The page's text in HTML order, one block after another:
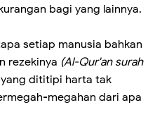
bagi yang lainnya.
setiap manusia bahkan
rezekinya (Al-Qur'an surah
dititipi harta tak
megahan dari apa